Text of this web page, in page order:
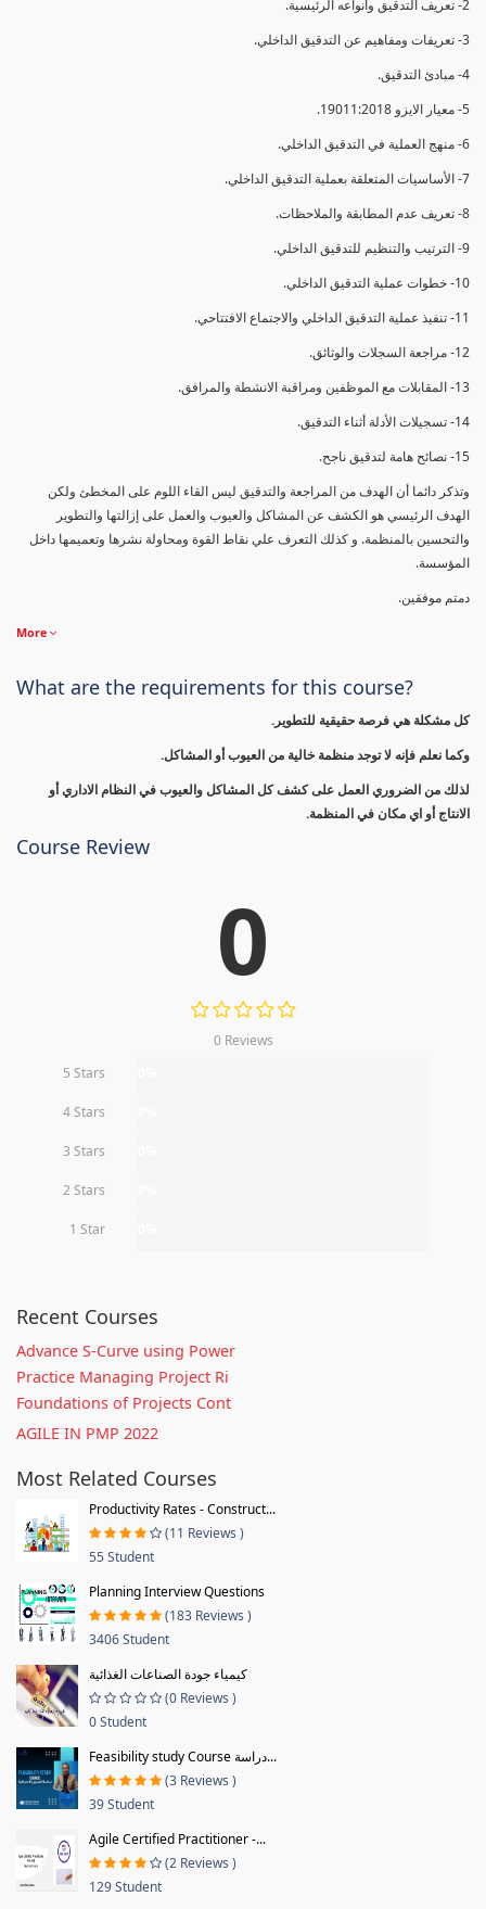
2- تعريف التدقيق وأنواعه الرئيسية.
3- تعريفات ومفاهيم عن التدقيق الداخلي.
4- مبادئ التدقيق.
5- معيار الايزو 19011:2018.
6- منهج العملية في التدقيق الداخلي.
7- الأساسيات المتعلقة بعملية التدقيق الداخلي.
8- تعريف عدم المطابقة والملاحظات.
9- الترتيب والتنظيم للتدقيق الداخلي.
10- خطوات عملية التدقيق الداخلي.
11- تنفيذ عملية التدقيق الداخلي والاجتماع الافتتاحي.
12- مراجعة السجلات والوثائق.
13- المقابلات مع الموظفين ومراقبة الانشطة والمرافق.
14- تسجيلات الأدلة أثناء التدقيق.
15- نصائح هامة لتدقيق ناجح.
وتذكر دائما أن الهدف من المراجعة والتدقيق ليس القاء اللوم على المخطئ ولكن
الهدف الرئيسي هو الكشف عن المشاكل والعيوب والعمل على إزالتها والتطوير
والتحسين بالمنظمة. و كذلك التعرف علي نقاط القوة ومحاولة نشرها وتعميمها داخل
المؤسسة.
دمتم موفقين.
More
What are the requirements for this course?
كل مشكلة هي فرصة حقيقية للتطوير.
وكما نعلم فإنه لا توجد منظمة خالية من العيوب أو المشاكل.
لذلك من الضروري العمل على كشف كل المشاكل والعيوب في النظام الاداري أو
الانتاج أو اي مكان في المنظمة.
Course Review
0
0 Reviews
5 Stars
4 Stars
3 Stars
2 Stars
1 Star
Recent Courses
Advance S-Curve using Power
Practice Managing Project Ri
Foundations of Projects Cont
AGILE IN PMP 2022
Most Related Courses
Productivity Rates - Construct...
(11 Reviews )
55 Student
Planning Interview Questions
(183 Reviews )
3406 Student
كيمياء جودة الصناعات الغذائية
(0 Reviews )
0 Student
Feasibility study Course دراسة...
(3 Reviews )
39 Student
Agile Certified Practitioner -...
(2 Reviews )
129 Student